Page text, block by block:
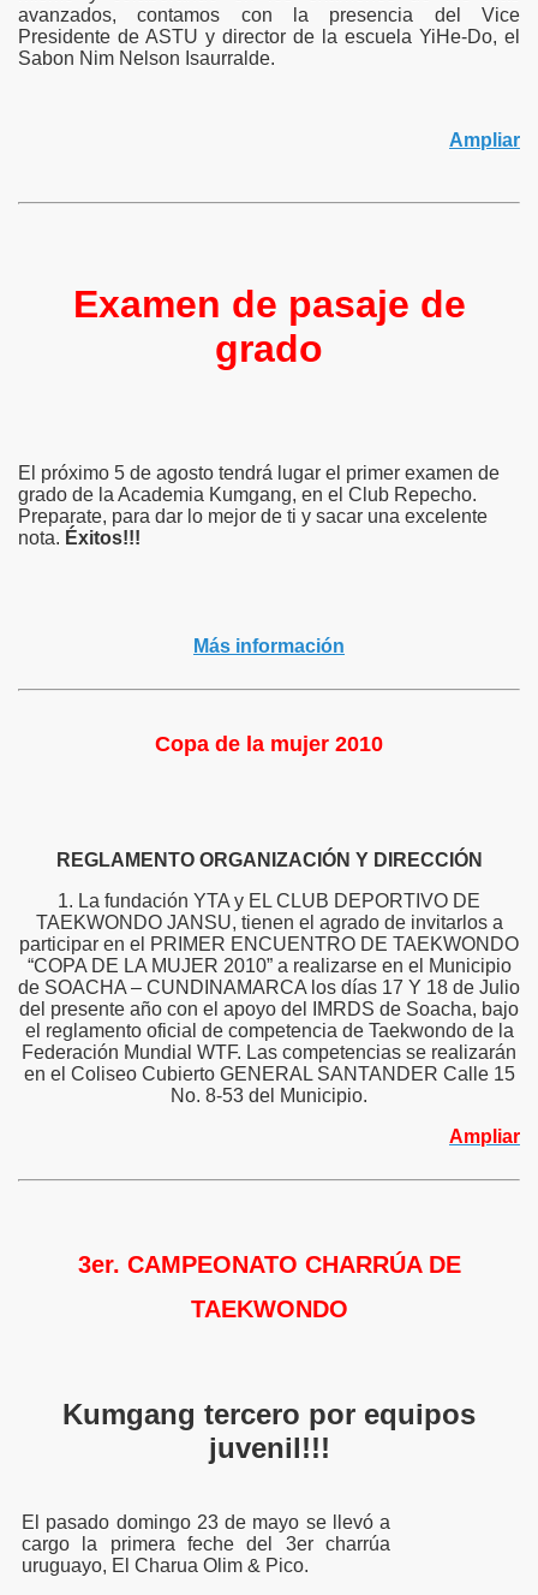
avanzados, contamos con la presencia del Vice
Presidente de ASTU y director de la escuela YiHe-Do, el
Sabon Nim Nelson Isaurralde.
Ampliar
Examen de pasaje de
grado
El próximo 5 de agosto tendrá lugar el primer examen de
grado de la Academia Kumgang, en el Club Repecho.
Preparate, para dar lo mejor de ti y sacar una excelente
nota. Éxitos!!!
Más información
Copa de la mujer 2010
REGLAMENTO ORGANIZACIÓN Y DIRECCIÓN
1. La fundación YTA y EL CLUB DEPORTIVO DE
TAEKWONDO JANSU, tienen el agrado de invitarlos a
participar en el PRIMER ENCUENTRO DE TAEKWONDO
“COPA DE LA MUJER 2010” a realizarse en el Municipio
de SOACHA – CUNDINAMARCA los días 17 Y 18 de Julio
del presente año con el apoyo del IMRDS de Soacha, bajo
el reglamento oficial de competencia de Taekwondo de la
Federación Mundial WTF. Las competencias se realizarán
en el Coliseo Cubierto GENERAL SANTANDER Calle 15
No. 8-53 del Municipio.
Ampliar
3er. CAMPEONATO CHARRÚA DE
TAEKWONDO
Kumgang tercero por equipos
juvenil!!!
El pasado domingo 23 de mayo se llevó a
cargo la primera feche del 3er charrúa
uruguayo, El Charua Olim & Pico.